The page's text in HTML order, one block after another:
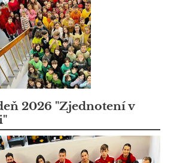
2026 "Zjednotení v